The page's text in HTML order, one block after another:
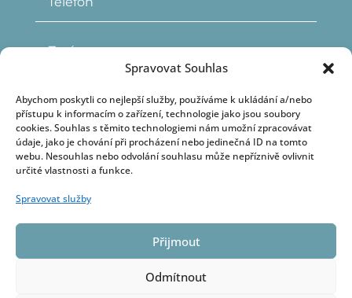
Spravovat Souhlas
Abychom poskytli co nejlepší služby, používáme k ukládání a/nebo
přístupu k informacím o zařízení, technologie jako jsou soubory
cookies. Souhlas s těmito technologiemi nám umožní zpracovávat
údaje, jako je chování při procházení nebo jedinečná ID na tomto
webu. Nesouhlas nebo odvolání souhlasu může nepříznivě ovlivnit
určité vlastnosti a funkce.
Spravovat služby
Přijmout
Odmítnout
souhlasím se